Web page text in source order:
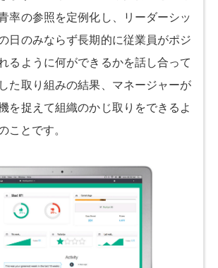
率の参照を定例化し、リーダーシッ
日のみならず長期的に従業員がポジ
るように何ができるかを話し合って
た取り組みの結果、マネージャーが
を捉えて組織のかじ取りをできるよ
ことです。